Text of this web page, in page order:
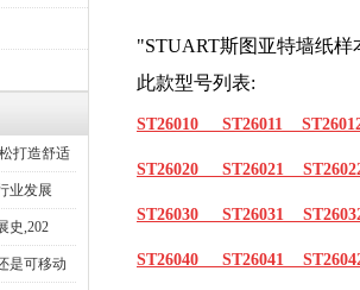
打造舒适
业发展
史,202
是可移动
"STUART斯图亚特墙纸
此款型号列表:
ST26010 ST26011
ST26020 ST26021
ST26030 ST26031
ST26040 ST26041